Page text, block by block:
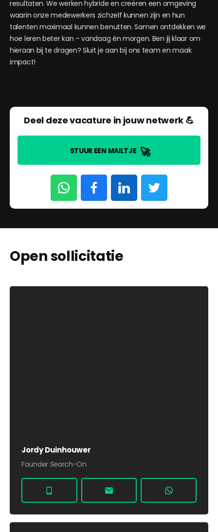
resultaten. We werken hybride en creëren een omgeving
waarin onze medewerkers zichzelf kunnen zijn en hun
talenten maximaal kunnen benutten. Samen ontdekken we
hoe leren beter kan – vandaag én morgen. Ben jij klaar om
hieraan bij te dragen? Sluit je aan bij ons team en maak
impact!
Deel deze vacature in jouw netwerk 💪
STUUR EEN MAILTJE 🚀
Open sollicitatie
Jordy Duinhouwer
Founder Search-On